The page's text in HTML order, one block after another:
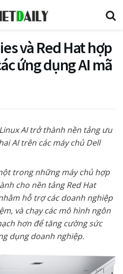
và Red Hat hợp
ứng dụng AI mã
AI trở thành nền tảng ưu
AI trên các máy chủ Dell
trong những máy chủ hợp
cho nền tảng Red Hat
hỗ trợ các doanh nghiệp
và chạy các mô hình ngôn
hơn để tăng cường sức
dụng doanh nghiệp.